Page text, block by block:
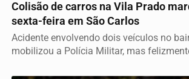
Colisão de carros na Vila Prado
sexta-feira em São Carlos
Acidente envolvendo dois veículos no
mobilizou a Polícia Militar, mas